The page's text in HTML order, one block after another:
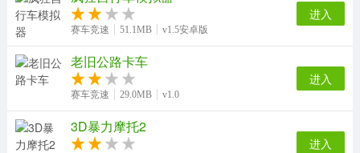
赛车竞速 51.1MB v1.5安卓版
进入
老旧公路卡车
赛车竞速 29.0MB v1.0
进入
3D暴力摩托2
进入